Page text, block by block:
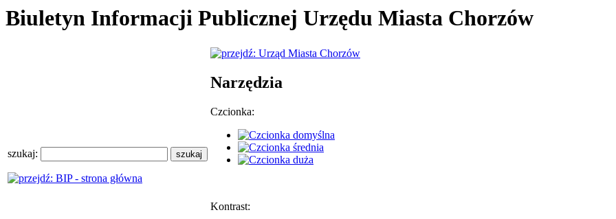
Biuletyn Informacji Publicznej Urzędu Miasta Chorzów
szukaj:
Narzędzia
Czcionka:
Kontrast: